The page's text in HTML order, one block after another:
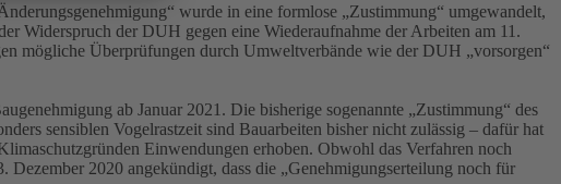
wurde in eine formlose „Zustimmung“ umgewandelt,
Widerspruch der DUH gegen eine Wiederaufnahme der Arbeiten am 11.
mögliche Überprüfungen durch Umweltverbände wie der DUH „vorsorgen“
ab Januar 2021. Die bisherige sogenannte „Zustimmung“ des
sensiblen Vogelrastzeit sind Bauarbeiten bisher nicht zulässig – dafür hat
Einwendungen erhoben. Obwohl das Verfahren noch
2020 angekündigt, dass die „Genehmigungserteilung noch für